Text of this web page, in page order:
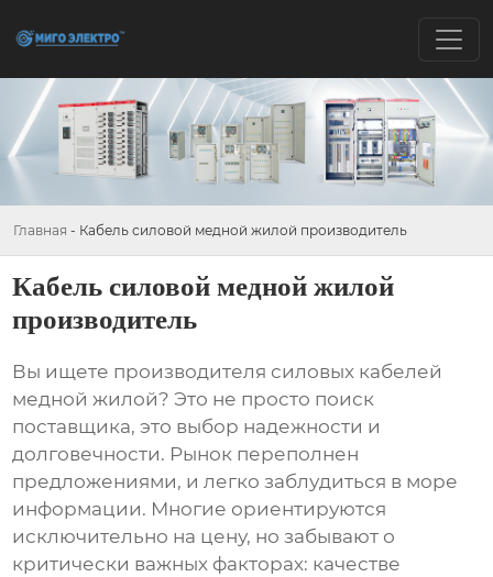
Главная - Кабель силовой медной жилой производитель
Кабель силовой медной жилой
производитель
Вы ищете производителя силовых кабелей
медной жилой? Это не просто поиск
поставщика, это выбор надежности и
долговечности. Рынок переполнен
предложениями, и легко заблудиться в море
информации. Многие ориентируются
исключительно на цену, но забывают о
критически важных факторах: качестве